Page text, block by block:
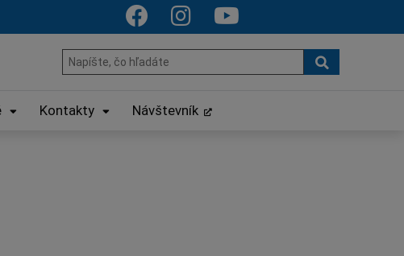
Hľadať:
Kontakty Návštevník